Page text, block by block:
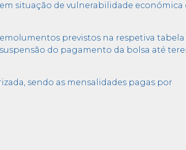
em situação de vulnerabilidade
previstos na respetiva tabela
do pagamento da bolsa até
sendo as mensalidades pagas por